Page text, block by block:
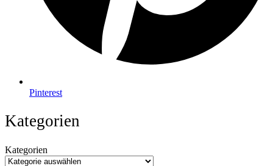
Pinterest
Kategorien
Kategorien